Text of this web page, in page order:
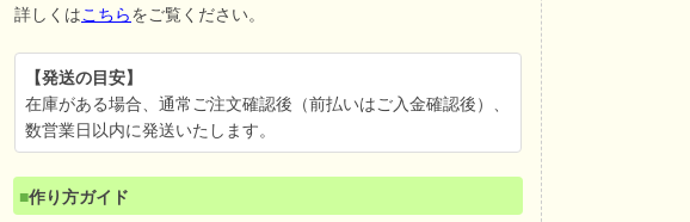
詳しくはこちらをご覧ください。
【発送の目安】
在庫がある場合、通常ご注文確認後（前払いはご入金確認後）、
数営業日以内に発送いたします。
■作り方ガイド